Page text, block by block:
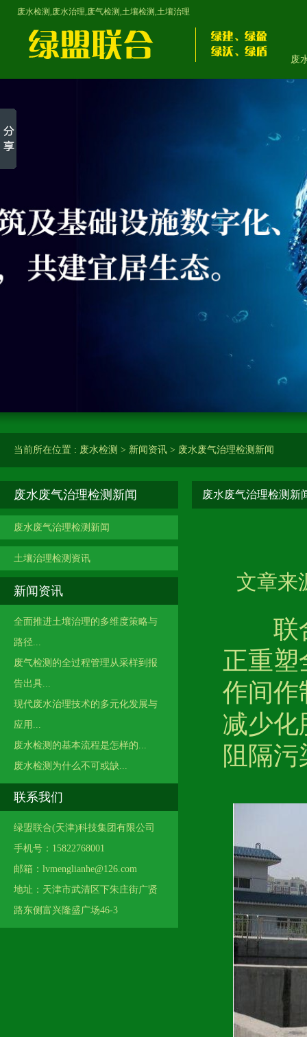
废水检测,废水治理,废气检测,土壤检测,土壤治理
废
当前所在位置 : 废水检测 > 新闻资讯 > 废水废气治理检测新闻
废水废气治理检测新闻
废水废气治理检测新闻
土壤治理检测资讯
新闻资讯
全面推进土壤治理的多维度策略与
路径...
废气检测的全过程管理从采样到报
告出具...
现代废水治理技术的多元化发展与
应用...
废水检测的基本流程是怎样的...
废水检测为什么不可或缺...
联系我们
绿盟联合(天津)科技集团有限公司
手机号：15822768001
邮箱：lvmenglianhe@126.com
地址：天津市武清区下朱庄街广贤
路东侧富兴隆盛广场46-3
废水废气治理检测新
文章
联合
正重塑
作间作
减少化
阻隔